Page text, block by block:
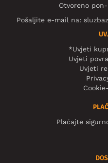
Otvoreno
Pošaljite e-mail na:
*Uvjeti
Uvjeti
Uvjeti
Plaćajte